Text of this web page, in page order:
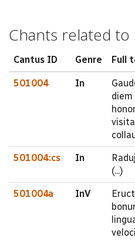
Chants related to
Cantus ID Genre Full
501004 In
501004:cs In
(...)
501004a InV